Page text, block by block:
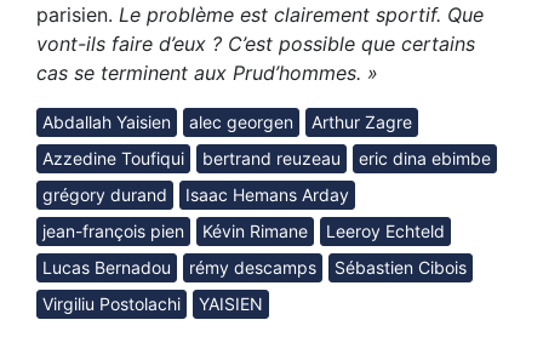
parisien. Le problème est clairement sportif. Que
vont-ils faire d’eux ? C’est possible que certains
cas se terminent aux Prud’hommes. »
Abdallah Yaisien alec georgen
Arthur Zagre
Azzedine Toufiqui
bertrand reuzeau
eric dina ebimbe
grégory durand
Isaac Hemans Arday
jean-françois pien
Kévin Rimane
Leeroy Echteld
Lucas Bernadou
rémy descamps
Sébastien Cibois
Virgiliu Postolachi
YAISIEN